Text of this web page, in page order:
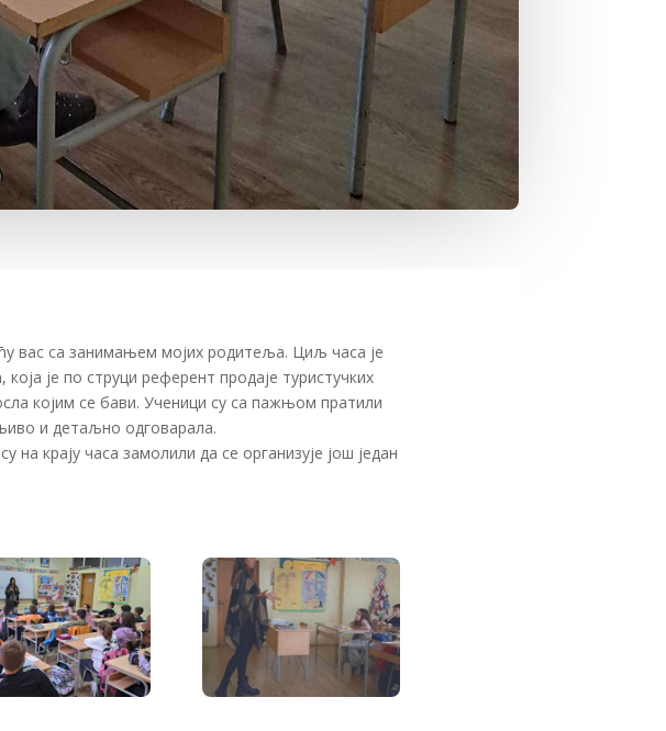
вас са занимањем мојих родитеља. Циљ часа је
је по струци референт продаје туристучких
којим се бави. Ученици су са пажњом пратили
и детаљно одговарала.
крају часа замолили да се организује још један